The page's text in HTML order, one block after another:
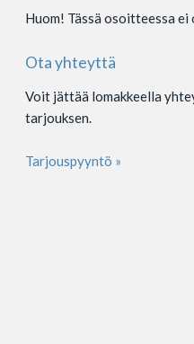
Huom! Tässä osoitteessa ei
Ota yhteyttä
Voit jättää lomakkeella
tarjouksen.
Tarjouspyyntö »